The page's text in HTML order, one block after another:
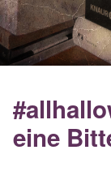
eine